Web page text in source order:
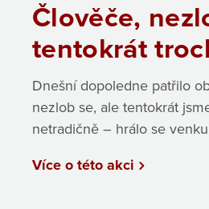
Člověče,
tentokrát
Dnešní dopoledne patřilo
nezlob se, ale tentokrát
netradičně – hrálo se
Více o této akci